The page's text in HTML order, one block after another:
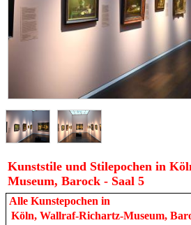
Kunststile und Stilepochen in
Museum, Barock - Saal 5
Alle Kunstepochen in
Köln, Wallraf-Richartz-Museum,